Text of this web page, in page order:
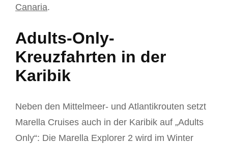
Canaria.
Adults-Only-
Kreuzfahrten in der
Karibik
Neben den Mittelmeer- und Atlantikrouten setzt
Marella Cruises auch in der Karibik auf „Adults
Only“: Die Marella Explorer 2 wird im Winter